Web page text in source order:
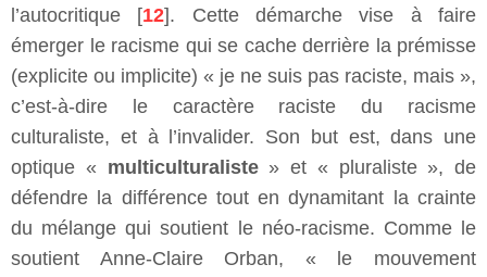
l’autocritique [12]. Cette démarche vise à faire
émerger le racisme qui se cache derrière la prémisse
(explicite ou implicite) « je ne suis pas raciste, mais »,
c’est-à-dire le caractère raciste du racisme
culturaliste, et à l’invalider. Son but est, dans une
optique « multiculturaliste» et « pluraliste », de
défendre la différence tout en dynamitant la crainte
du mélange qui soutient le néo-racisme. Comme le
soutient Anne-Claire Orban, « le mouvement